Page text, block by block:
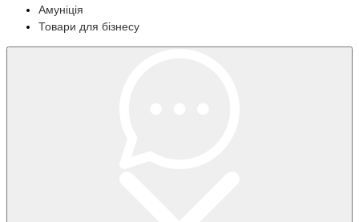
Амуніція
Товари для бізнесу